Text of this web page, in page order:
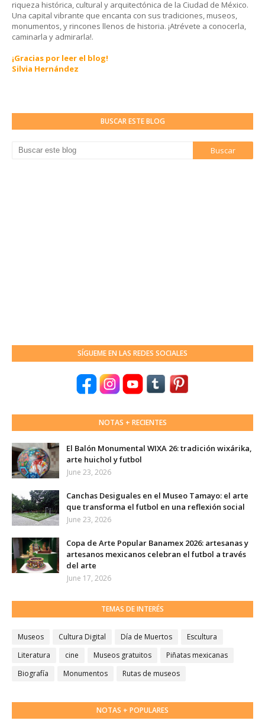
riqueza histórica, cultural y arquitectónica de la Ciudad de México.
Una capital vibrante que encanta con sus tradiciones, museos,
monumentos, y rincones llenos de historia. ¡Atrévete a conocerla,
caminarla y admirarla!.
¡Gracias por leer el blog!
Silvia Hernández
BUSCAR ESTE BLOG
SÍGUEME EN LAS REDES SOCIALES
NOTAS + RECIENTES
El Balón Monumental WIXA 26: tradición wixárika,
arte huichol y futbol
June 23, 2026
Canchas Desiguales en el Museo Tamayo: el arte
que transforma el futbol en una reflexión social
June 23, 2026
Copa de Arte Popular Banamex 2026: artesanas y
artesanos mexicanos celebran el futbol a través
del arte
June 17, 2026
TEMAS DE INTERÉS
Museos Cultura Digital Día de Muertos
Escultura
Literatura
cine Museos gratuitos
Piñatas mexicanas
Biografía
Monumentos Rutas de museos
NOTAS + POPULARES